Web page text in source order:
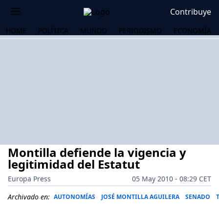
Contribuye
HOME POLÍTICA MUNDO PERIODISMO ECONOMÍA
Montilla defiende la vigencia y
legitimidad del Estatut
Europa Press
05 May 2010 - 08:29 CET
Archivado en: AUTONOMÍAS JOSÉ MONTILLA AGUILERA SENADO